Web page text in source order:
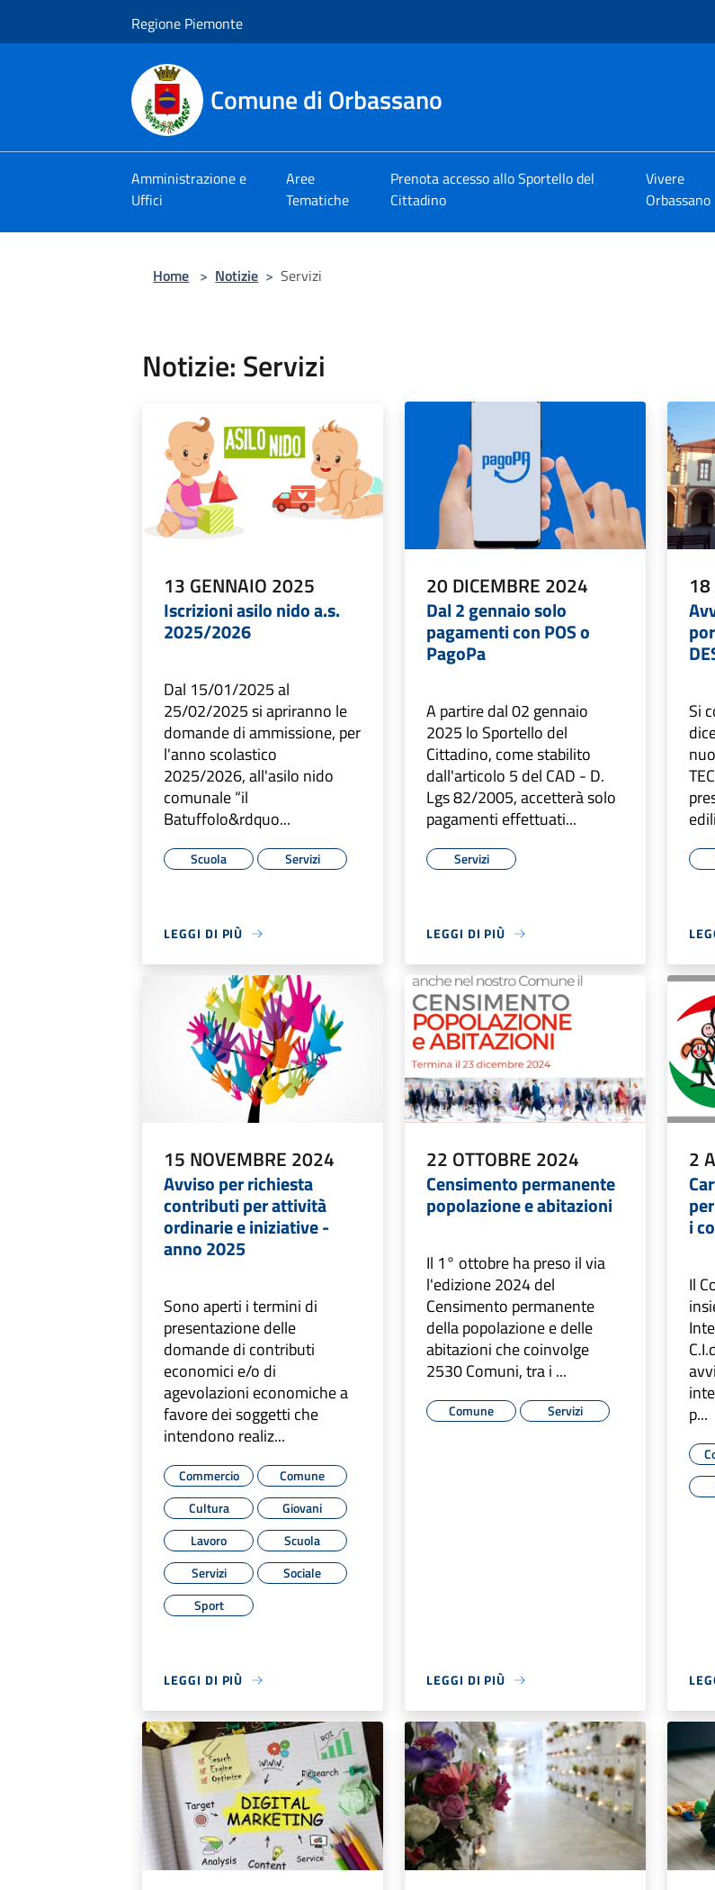
Regione Piemonte
Comune di Orbassano
Amministrazione e
Uffici
Aree
Tematiche
Prenota accesso allo Sportello del
Cittadino
Vivere
Orbassano
Home > Notizie > Servizi
Notizie: Servizi
13 GENNAIO 2025
Iscrizioni asilo nido a.s.
2025/2026
Dal 15/01/2025 al
25/02/2025 si apriranno le
domande di ammissione, per
l'anno scolastico
2025/2026, all'asilo nido
comunale “il
Batuffolo&rdquo...
Scuola Servizi
LEGGI DI PIÙ
20 DICEMBRE 2024
Dal 2 gennaio solo
pagamenti con POS o
PagoPa
A partire dal 02 gennaio
2025 lo Sportello del
Cittadino, come stabilito
dall'articolo 5 del CAD - D.
Lgs 82/2005, accetterà solo
pagamenti effettuati...
Servizi
LEGGI DI PIÙ
Si
15 NOVEMBRE 2024
Avviso per richiesta
contributi per attività
ordinarie e iniziative -
anno 2025
Sono aperti i termini di
presentazione delle
domande di contributi
economici e/o di
agevolazioni economiche a
favore dei soggetti che
intendono realiz...
Commercio
Comune
Cultura
Giovani
Lavoro
Scuola
Servizi
Sociale
Sport
LEGGI DI PIÙ
22 OTTOBRE 2024
Censimento permanente
popolazione e abitazioni
Il 1° ottobre ha preso il via
l'edizione 2024 del
Censimento permanente
della popolazione e delle
abitazioni che coinvolge
2530 Comuni, tra i ...
Comune Servizi
LEGGI DI PIÙ
2
i
Il
p...